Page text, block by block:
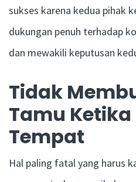
sukses karena kedua pihak
dukungan penuh terhadap
dan mewakili keputusan
Tidak
Tamu
Tempat
Hal paling fatal yang harus